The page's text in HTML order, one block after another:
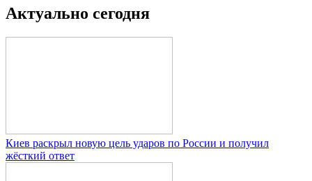
Актуально сегодня
Киев раскрыл новую цель ударов по России и получил
жёсткий ответ